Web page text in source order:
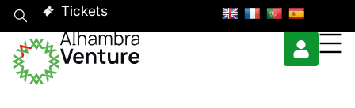
Tickets